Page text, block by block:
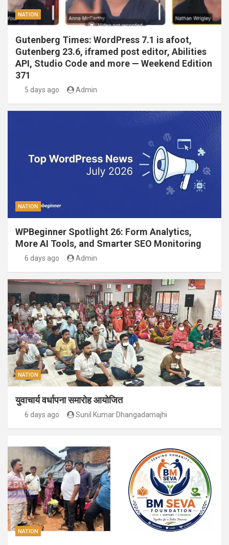
NATION
Gutenberg Times: WordPress 7.1 is afoot,
Gutenberg 23.6, iframed post editor, Abilities
API, Studio Code and more — Weekend Edition
371
5 days ago Admin
NATION
WPBeginner Spotlight 26: Form Analytics,
More AI Tools, and Smarter SEO Monitoring
6 days ago Admin
NATION
युवाचार्य वर्धापना समारोह आयोजित
6 days ago Sunil Kumar Dhangadamajhi
NATION